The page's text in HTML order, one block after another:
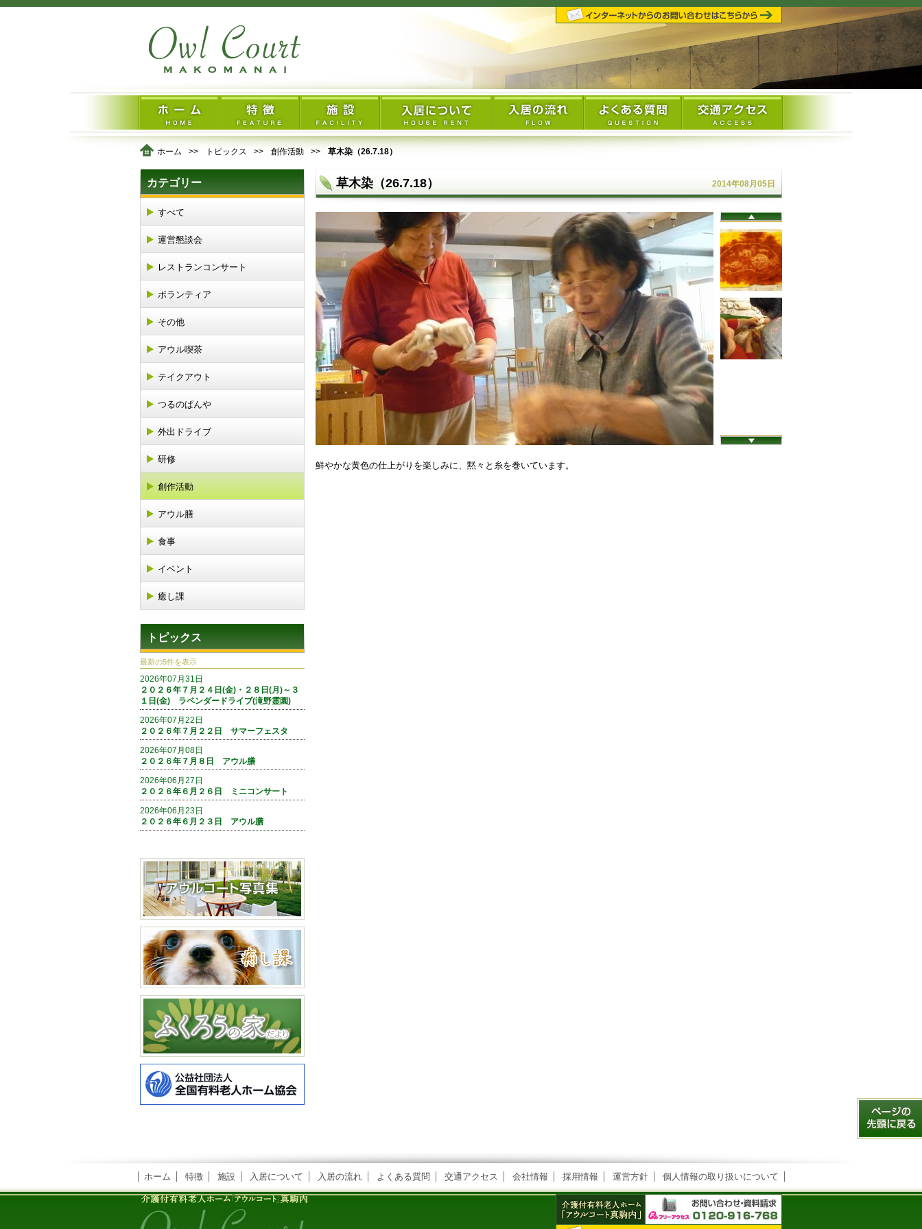
ホーム トピックス 創作活動 草木染（26.7.18）
カテゴリー
すべて
運営懇談会
レストランコンサート
ボランティア
その他
アウル喫茶
テイクアウト
つるのぱんや
外出ドライブ
研修
創作活動
アウル膳
食事
イベント
癒し課
トピックス
最新の5件を表示
2026年07月31日
２０２６年７月２４日(金)・２８日(月)～３
１日(金) ラベンダードライブ(滝野霊園)
2026年07月22日
２０２６年７月２２日 サマーフェスタ
2026年07月08日
２０２６年７月８日 アウル膳
2026年06月27日
２０２６年６月２６日 ミニコンサート
2026年06月23日
２０２６年６月２３日 アウル膳
草木染（26.7.18） 2014年08月05日
鮮やかな黄色の仕上がりを楽しみに、黙々と糸を巻いています。
ホーム 特徴 施設 入居について 入居の流れ よくある質問 交通アクセス 会社情報 採用情報 運営方針 個人情報の取り扱いについて